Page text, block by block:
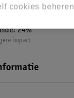
24%
impact
cookies beheren